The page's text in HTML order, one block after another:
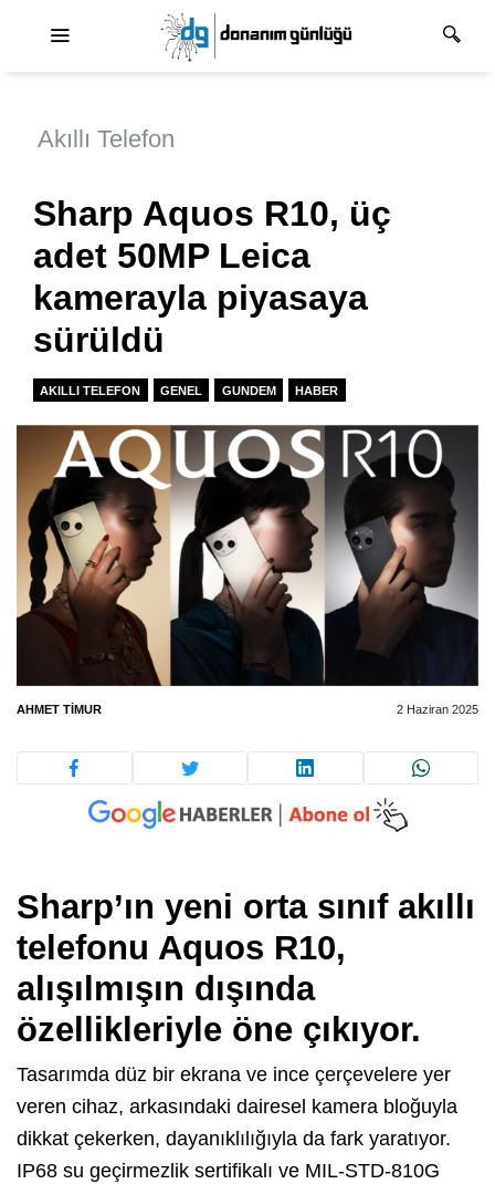
Akıllı Telefon
Sharp Aquos R10, üç
adet 50MP Leica
kamerayla piyasaya
sürüldü
AKILLI TELEFON GENEL GUNDEM HABER
AHMET TIMUR 2 Haziran 2025
Sharp’ın yeni orta sınıf akıllı
telefonu Aquos R10,
alışılmışın dışında
özellikleriyle öne çıkıyor.
Tasarımda düz bir ekrana ve ince çerçevelere yer
veren cihaz, arkasındaki dairesel kamera bloğuyla
dikkat çekerken, dayanıklılığıyla da fark yaratıyor.
IP68 su geçirmezlik sertifikalı ve MIL-STD-810G